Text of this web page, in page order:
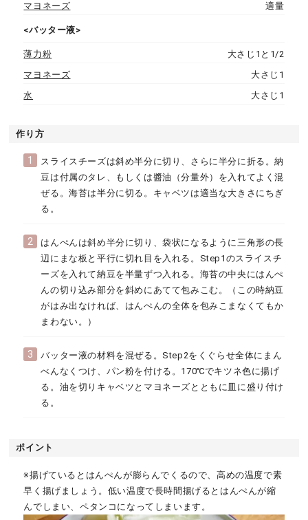
マヨネーズ
適量
<バッター液>
薄力粉
大さじ1と1/2
マヨネーズ
大さじ1
水
大さじ1
作り方
1
スライスチーズは斜め半分に切り、さらに半分に折る。納
豆は付属のタレ、もしくは醬油（分量外）を入れてよく混
ぜる。海苔は半分に切る。キャベツは適当な大きさにちぎ
る。
2
はんぺんは斜め半分に切り、袋状になるように三角形の長
辺にまな板と平行に切れ目を入れる。Step1のスライスチ
ーズを入れて納豆を半量ずつ入れる。海苔の中央にはんぺ
んの切り込み部分を斜めにあてて包みこむ。（この時納豆
がはみ出なければ、はんぺんの全体を包みこまなくてもか
まわない。）
3
バッター液の材料を混ぜる。Step2をくぐらせ全体にまん
べんなくつけ、パン粉を付ける。170℃でキツネ色に揚げ
る。油を切りキャベツとマヨネーズとともに皿に盛り付け
る。
ポイント
※揚げているとはんぺんが膨らんでくるので、高めの温度で素
早く揚げましょう。低い温度で長時間揚げるとはんぺんが縮
んでしまい、ペタンコになってしまいます。